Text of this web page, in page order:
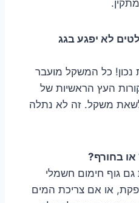
לא יפגע בגג
כל המשקל מועבר
העץ הראשיות של
משקל. זה לא נתלה
או בחורף?
גוף חימום חשמלי
או אם צריכת המים